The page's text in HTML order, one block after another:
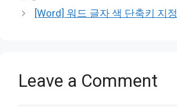
[Word] 워드 글자 색 단축키 지정
Leave a Comment